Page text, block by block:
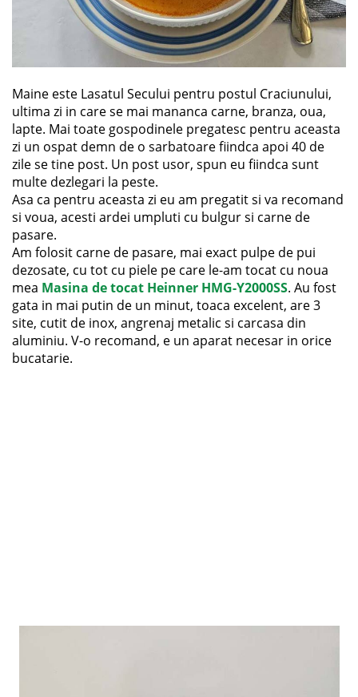
Maine este Lasatul Secului pentru postul Craciunului,
ultima zi in care se mai mananca carne, branza, oua,
lapte. Mai toate gospodinele pregatesc pentru aceasta
zi un ospat demn de o sarbatoare fiindca apoi 40 de
zile se tine post. Un post usor, spun eu fiindca sunt
multe dezlegari la peste.
Asa ca pentru aceasta zi eu am pregatit si va recomand
si voua, acesti ardei umpluti cu bulgur si carne de
pasare.
Am folosit carne de pasare, mai exact pulpe de pui
dezosate, cu tot cu piele pe care le-am tocat cu noua
mea Masina de tocat Heinner HMG-Y2000SS. Au fost
gata in mai putin de un minut, toaca excelent, are 3
site, cutit de inox, angrenaj metalic si carcasa din
aluminiu. V-o recomand, e un aparat necesar in orice
bucatarie.